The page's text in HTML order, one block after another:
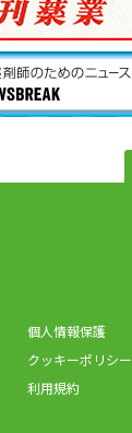
個人情報保護
クッキーポリシー
利用規約